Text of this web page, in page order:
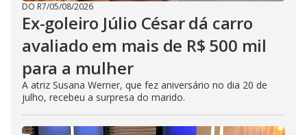
DO R7/05/08/2026
Ex-goleiro Júlio César dá carro
avaliado em mais de R$ 500 mil
para a mulher
A atriz Susana Werner, que fez aniversário no dia 20 de
julho, recebeu a surpresa do marido.